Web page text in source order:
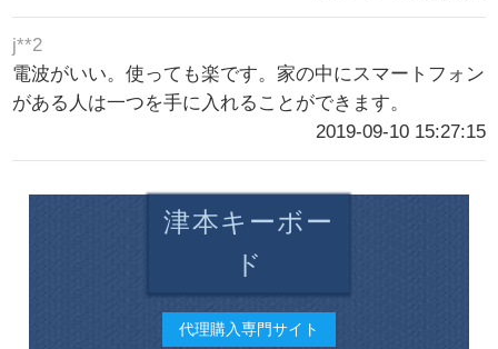
j**2
電波がいい。使っても楽です。家の中にスマートフォン
がある人は一つを手に入れることができます。
2019-09-10 15:27:15
津本キーボー
ド
代理購入専門サイト